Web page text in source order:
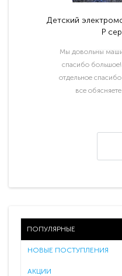
Детский
P
Мы довольны
спасибо
отдельное спасибо
все
ПОПУЛЯРНЫЕ
НОВЫЕ ПОСТУПЛЕНИЯ
АКЦИИ